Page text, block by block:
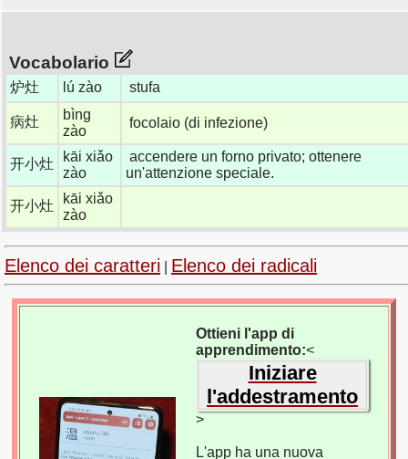
Vocabolario
炉灶 lú zào stufa
病灶
bìng
zào
focolaio (di infezione)
开小灶
kāi xiǎo
zào
accendere un forno privato; ottenere
un'attenzione speciale.
开小灶
kāi xiǎo
zào
Elenco dei caratteri Elenco dei radicali
Ottieni l'app di
apprendimento:<
Iniziare
l'addestramento
>
L'app ha una nuova